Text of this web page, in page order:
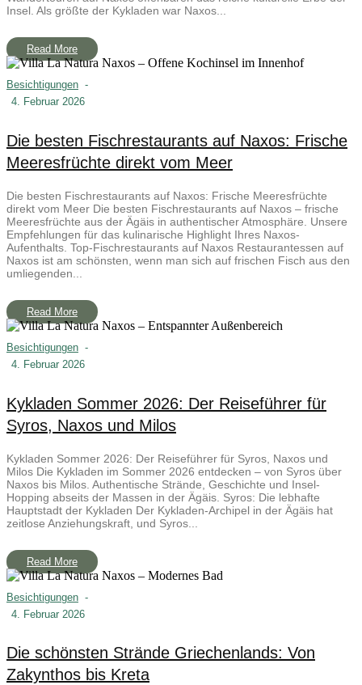
Insel. Als größte der Kykladen war Naxos...
Read More
Besichtigungen -
4. Februar 2026
Die besten Fischrestaurants auf Naxos: Frische
Meeresfrüchte direkt vom Meer
Die besten Fischrestaurants auf Naxos: Frische Meeresfrüchte
direkt vom Meer Die besten Fischrestaurants auf Naxos – frische
Meeresfrüchte aus der Ägäis in authentischer Atmosphäre. Unsere
Empfehlungen für das kulinarische Highlight Ihres Naxos-
Aufenthalts. Top-Fischrestaurants auf Naxos Restaurantessen auf
Naxos ist am schönsten, wenn man sich auf frischen Fisch aus den
umliegenden...
Read More
Besichtigungen -
4. Februar 2026
Kykladen Sommer 2026: Der Reiseführer für
Syros, Naxos und Milos
Kykladen Sommer 2026: Der Reiseführer für Syros, Naxos und
Milos Die Kykladen im Sommer 2026 entdecken – von Syros über
Naxos bis Milos. Authentische Strände, Geschichte und Insel-
Hopping abseits der Massen in der Ägäis. Syros: Die lebhafte
Hauptstadt der Kykladen Der Kykladen-Archipel in der Ägäis hat
zeitlose Anziehungskraft, und Syros...
Read More
Besichtigungen -
4. Februar 2026
Die schönsten Strände Griechenlands: Von
Zakynthos bis Kreta